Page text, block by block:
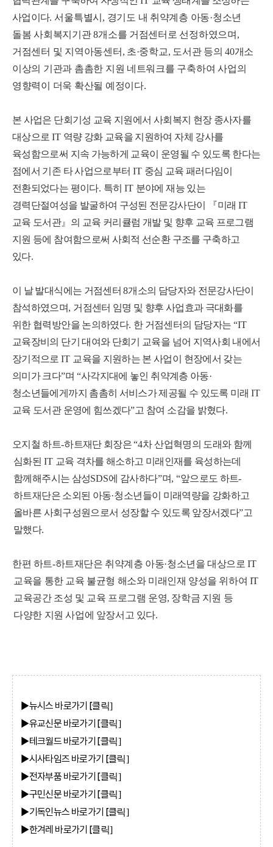
사업이다.서울특별시 , 경기도 내 취약계층 아동·청소년
돌봄 사회복지기관8개소를 거점센터로 선정하였으며 ,
거점센터 및 지역아동센터 , 초·중학교, 도서관 등의40개소
이상의 기관과 촘촘한 지원 네트워크를 구축하여 사업의
영향력이 더욱 확산될 예정이다.
본 사업은 단회기성 교육 지원에서 사회복지 현장 종사자를
대상으로 IT 역량 강화 교육을 지원하여 자체 강사를
육성함으로써 지속 가능하게 교육이 운영될 수 있도록 한다는
점에서 기존 타 사업으로부터 IT 중심 교육 패러다임이
전환되었다는 평이다. 특히 IT 분야에 재능 있는
경력단절여성을 발굴하여 구성된 전문강사단이
『미래 IT
교육 도서관』 의 교육 커리큘럼 개발 및 향후 교육 프로그램
지원 등에 참여함으로써 사회적 선순환 구조를 구축하고
있다.
이 날 발대식에는 거점센터8개소의 담당자와 전문강사단이
참석하였으며, 거점센터 임명 및 향후 사업효과 극대화를
위한 협력방안을 논의하였다. 한 거점센터의 담당자는 “IT
교육장비의 단기 대여와 단회기 교육을 넘어 지역사회 내에서
장기적으로IT 교육을 지원하는 본 사업이 현장에서 갖는
의미가 크다”며 “사각지대에 놓인 취약계층 아동·
청소년들에게까지 촘촘히 서비스가 제공될 수 있도록 미래IT
교육 도서관 운영에 힘쓰겠다”고 참여 소감을 밝혔다.
오지철 하트-하트재단 회장은“4차 산업혁명의 도래와 함께
심화된 IT 교육 격차를 해소하고 미래인재를 육성하는데
함께해주시는 삼성SDS에 감사하다”며, “앞으로도 하트-
하트재단은 소외된 아동·청소년들이 미래역량을 강화하고
올바른 사회구성원으로서 성장할 수 있도록 앞장서겠다”고
말했다.
한편 하트-하트재단은 취약계층 아동·청소년을 대상으로IT
교육을 통한 교육 불균형 해소와 미래인재 양성을 위하여 IT
교육공간 조성 및 교육 프로그램 운영, 장학금 지원 등
다양한 지원 사업에 앞장서고 있다.
▶뉴시스 바로가기 [클릭]
▶유교신문 바로가기 [클릭]
▶테크월드 바로가기 [클릭]
▶시사타임즈 바로가기 [클릭]
▶전자부품 바로가기 [클릭]
▶구민신문 바로가기 [클릭]
▶기독인뉴스 바로가기 [클릭]
▶한겨레 바로가기 [클릭]